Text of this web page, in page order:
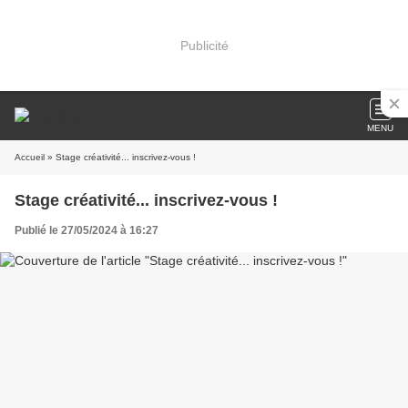
Publicité
MENU
Accueil » Stage créativité... inscrivez-vous !
Stage créativité... inscrivez-vous !
Publié le 27/05/2024 à 16:27